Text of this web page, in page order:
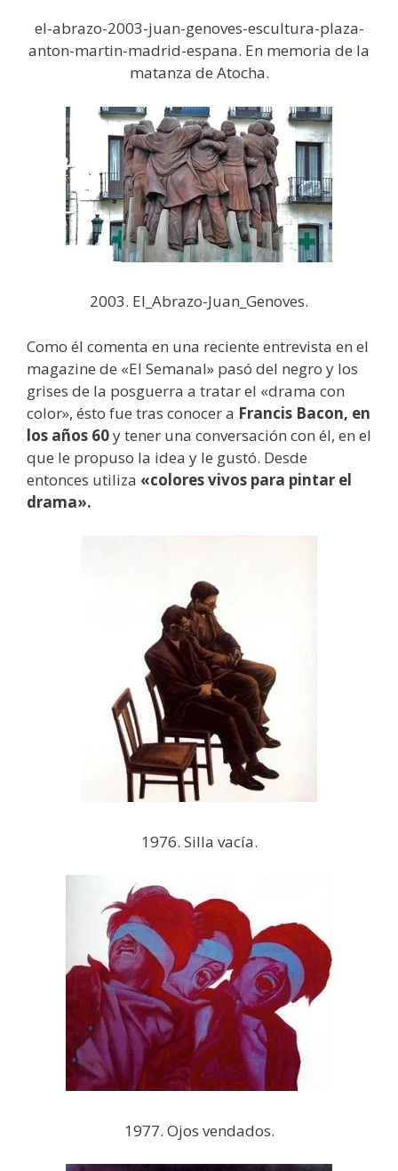
el-abrazo-2003-juan-genoves-escultura-plaza-
anton-martin-madrid-espana. En memoria de la
matanza de Atocha.
2003. El_Abrazo-Juan_Genoves.
Como él comenta en una reciente entrevista en el
magazine de «El Semanal» pasó del negro y los
grises de la posguerra a tratar el «drama con
color», ésto fue tras conocer a Francis Bacon, en
los años 60y tener una conversación con él, en el
que le propuso la idea y le gustó. Desde
entonces utiliza «colores vivos para pintar el
drama».
1976. Silla vacía.
1977. Ojos vendados.